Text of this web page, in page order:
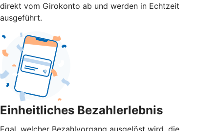
direkt vom Girokonto ab und werden in Echtzeit
ausgeführt.
Einheitliches Bezahlerlebnis
Egal, welcher Bezahlvorgang ausgelöst wird, die